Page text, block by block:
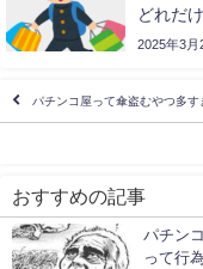
どれだ
2025年3月
パチンコ屋って傘盗むやつ多す
おすすめの記事
パチン
って行